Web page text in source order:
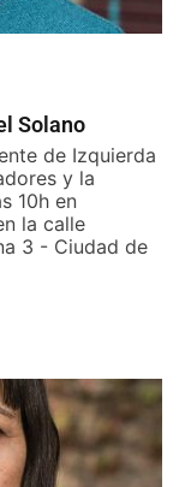
Solano
de Izquierda
y la
10h en
la calle
3 - Ciudad de